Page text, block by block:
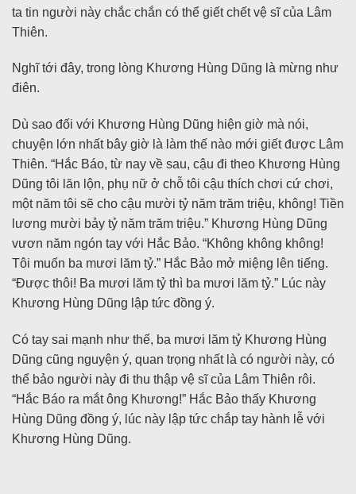
ta tin người này chắc chắn có thể giết chết vệ sĩ của Lâm
Thiên.
Nghĩ tới đây, trong lòng Khương Hùng Dũng là mừng như
điên.
Dù sao đối với Khương Hùng Dũng hiện giờ mà nói,
chuyện lớn nhất bây giờ là làm thế nào mới giết được Lâm
Thiên. “Hắc Báo, từ nay về sau, cậu đi theo Khương Hùng
Dũng tôi lăn lộn, phụ nữ ở chỗ tôi cậu thích chơi cứ chơi,
một năm tôi sẽ cho cậu mười tỷ năm trăm triệu, không! Tiền
lương mười bảy tỷ năm trăm triệu.” Khương Hùng Dũng
vươn năm ngón tay với Hắc Bảo. “Không không không!
Tôi muốn ba mươi lăm tỷ.” Hắc Bảo mở miệng lên tiếng.
“Được thôi! Ba mươi lăm tỷ thì ba mươi lăm tỷ.” Lúc này
Khương Hùng Dũng lập tức đồng ý.
Có tay sai mạnh như thế, ba mươi lăm tỷ Khương Hùng
Dũng cũng nguyện ý, quan trọng nhất là có người này, có
thể bảo người này đi thu thập vệ sĩ của Lâm Thiên rôi.
“Hắc Báo ra mắt ông Khương!” Hắc Bảo thấy Khương
Hùng Dũng đồng ý, lúc này lập tức chắp tay hành lễ với
Khương Hùng Dũng.